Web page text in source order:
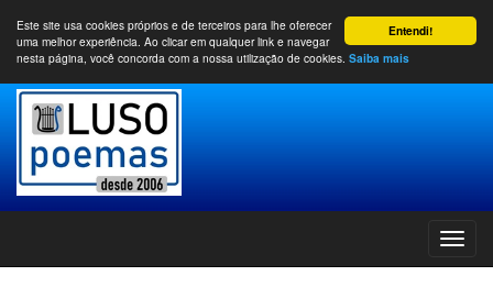
Entendi!
Este site usa cookies próprios e de terceiros para lhe oferecer
uma melhor experiência. Ao clicar em qualquer link e navegar
nesta página, você concorda com a nossa utilização de cookies. Saiba mais